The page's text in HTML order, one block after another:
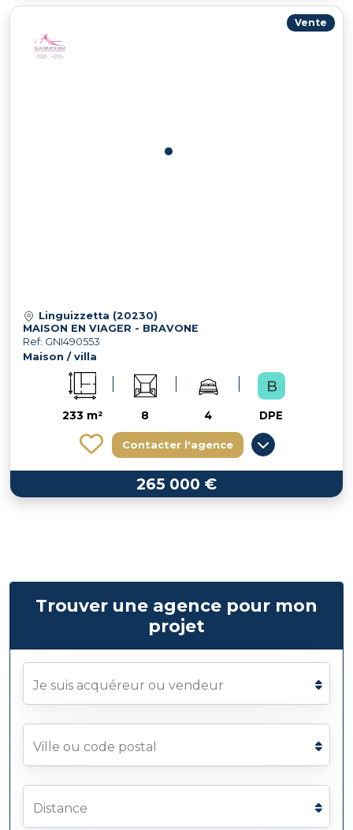
Vente
Linguizzetta (20230)
MAISON EN VIAGER - BRAVONE
Ref: GNI490553
Maison / villa
233 m² 8 4 DPE
Contacter l'agence
265 000 €
Trouver une agence pour mon
projet
Je suis acquéreur ou vendeur
Ville ou code postal
Distance